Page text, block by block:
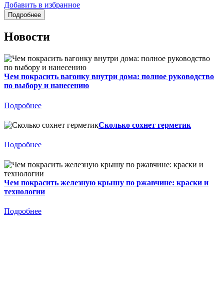
Добавить в избранное
Новости
Чем покрасить вагонку внутри дома: полное руководство
по выбору и нанесению
Подробнее
Сколько сохнет герметик
Подробнее
Чем покрасить железную крышу по ржавчине: краски и
технологии
Подробнее